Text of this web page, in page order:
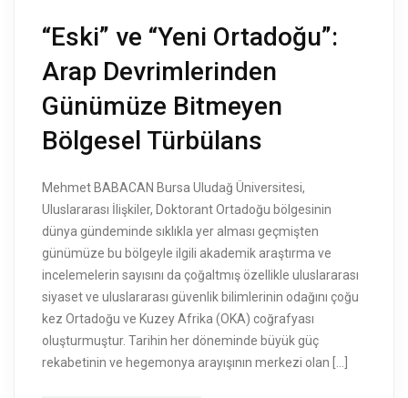
“Eski” ve “Yeni Ortadoğu”:
Arap Devrimlerinden
Günümüze Bitmeyen
Bölgesel Türbülans
Mehmet BABACAN Bursa Uludağ Üniversitesi,
Uluslararası İlişkiler, Doktorant Ortadoğu bölgesinin
dünya gündeminde sıklıkla yer alması geçmişten
günümüze bu bölgeyle ilgili akademik araştırma ve
incelemelerin sayısını da çoğaltmış özellikle uluslararası
siyaset ve uluslararası güvenlik bilimlerinin odağını çoğu
kez Ortadoğu ve Kuzey Afrika (OKA) coğrafyası
oluşturmuştur. Tarihin her döneminde büyük güç
rekabetinin ve hegemonya arayışının merkezi olan […]